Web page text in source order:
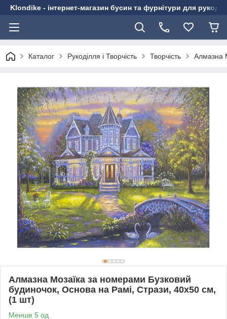
Klondike - інтернет-магазин бусин та фурнітури для
Каталог Рукоділля і Творчість Творчість Алмазна
Алмазна Мозаїка за номерами Бузковий
будиночок, Основа на Рамі, Стрази, 40х50 см,
(1 шт)
Менше 5 од.